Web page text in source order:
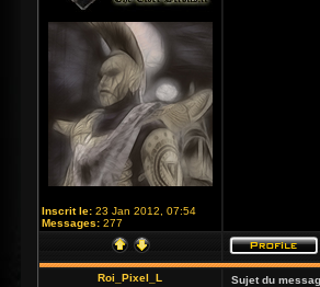
Inscrit le: 23 Jan 2012, 07:54
Messages: 277
Roi_Pixel_L Sujet du